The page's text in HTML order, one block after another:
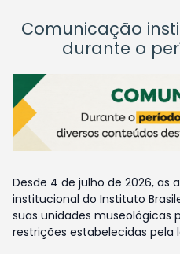
Comunicação
durante o
Desde 4 de julho de 2026,
institucional do Instituto
suas unidades museológicas
restrições estabelecidas pela